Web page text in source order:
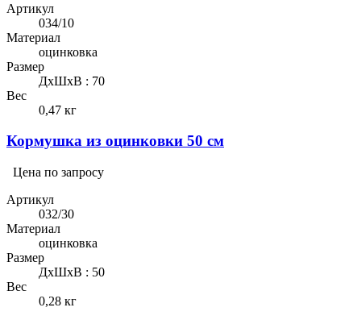
Артикул
034/10
Материал
оцинковка
Размер
ДхШхВ : 70
Вес
0,47 кг
Кормушка из оцинковки 50 см
Цена по запросу
Артикул
032/30
Материал
оцинковка
Размер
ДхШхВ : 50
Вес
0,28 кг